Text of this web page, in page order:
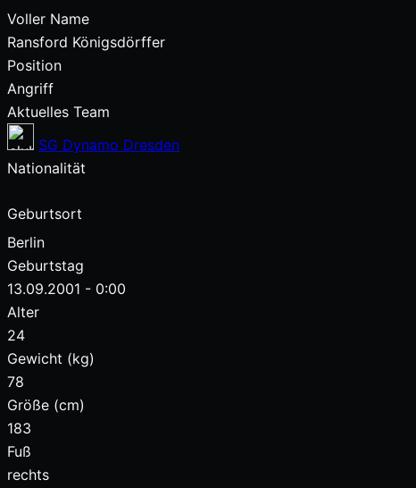
Voller Name
Ransford Königsdörffer
Position
Angriff
Aktuelles Team
SG Dynamo Dresden
Nationalität
Geburtsort
Berlin
Geburtstag
13.09.2001 - 0:00
Alter
24
Gewicht (kg)
78
Größe (cm)
183
Fuß
rechts